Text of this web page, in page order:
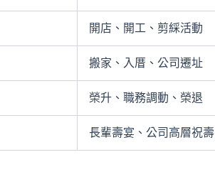
開店、開工、剪綵活動
搬家、入厝、公司遷址
榮升、職務調動、榮退
長輩壽宴、公司高層祝壽